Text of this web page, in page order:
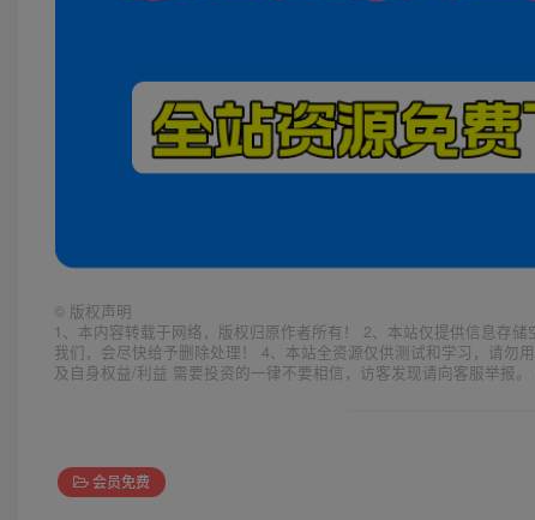
© 版权声明
1、本内容转载于网络，版权归原作者所有！ 2、本站仅提供信息存
我们，会尽快给予删除处理！ 4、本站全资源仅供测试和学习，请勿
及自身权益/利益 需要投资的一律不要相信，访客发现请向客服举报
会员免费